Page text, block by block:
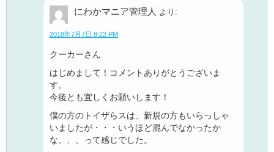
にわかマニア管理人 より:
2018年7月7日 8:22 PM
クーカーさん
はじめまして！コメントありがとうございま
す。
今後とも宜しくお願いします！
僕の方のトイザらスは、新規の方もいらっしゃ
いましたが・・・いうほど混んでなかったか
な、、、って感じでした。